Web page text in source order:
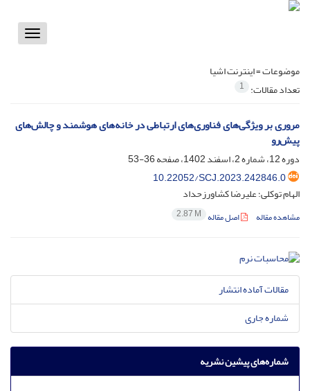
Toggle
موضوعات =اینترنت اشیا
تعداد مقالات: 1
مروری بر ویژگی‌های فناوری‌های ارتباطی در خانه‌های هوشمند و چالش‌های
پیش‌رو
دوره 12، شماره 2، اسفند 1402، صفحه
36-53
10.22052/SCJ.2023.242846.0
الهام توکلی؛ علیرضا کشاورزحداد
مشاهده مقاله اصل مقاله 2.87 M
مقالات آماده انتشار
شماره جاری
شماره‌های پیشین نشریه